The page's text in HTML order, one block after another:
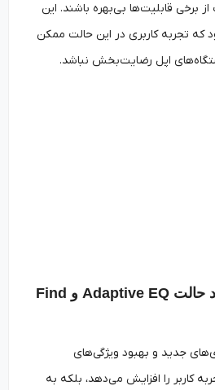
قابلیت‌ها بی‌بهره باشند. این
تجربه کاربری در این حالت ممکن
اپل رضایت‌بخش نباشد.
قابلیت‌های جدید مانند حالت Adaptive EQ و Find
جدید و بهبود ویژگی‌های
را افزایش می‌دهد، بلکه به